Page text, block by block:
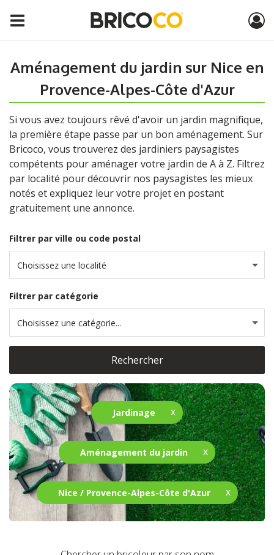
Jardinage
Aménagement du jardin
Nice / Provence-Alpes-Côte d'Azur
Aménagement du jardin sur Nice en
Provence-Alpes-Côte d'Azur
Si vous avez toujours rêvé d'avoir un jardin magnifique,
la première étape passe par un bon aménagement. Sur
Bricoco, vous trouverez des jardiniers paysagistes
compétents pour aménager votre jardin de A à Z. Filtrez
par localité pour découvrir nos paysagistes les mieux
notés et expliquez leur votre projet en postant
gratuitement une annonce.
Filtrer par ville ou code postal
Choisissez une localité
Filtrer par catégorie
Choisissez une catégorie...
Rechercher